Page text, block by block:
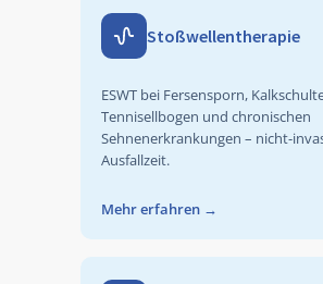
Stoßwellentherapie
ESWT bei Fersensporn,
Tennisellbogen und chronischen
Sehnenerkrankungen – nicht-
Ausfallzeit.
Mehr erfahren →